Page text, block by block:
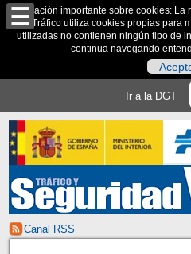
Información importante sobre cookies:
de Tráfico utiliza cookies propias para
utilizadas no contienen ningún tipo de
continua navegando
Ir a la DGT
Canal RSS